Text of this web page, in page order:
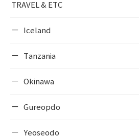
TRAVEL & ETC
Iceland
Tanzania
Okinawa
Gureopdo
Yeoseodo